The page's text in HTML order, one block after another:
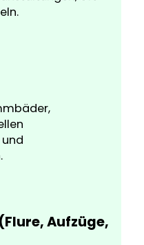
Aufzüge,